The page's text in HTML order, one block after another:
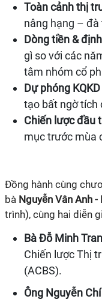
Toàn cảnh thị
nâng hạng – đà
Dòng tiền &
gì so với các
tâm nhóm cổ
Dự phóng
tạo bất ngờ tích
Chiến lược đầu
mục trước mùa
Đồng hành cùng
bà Nguyễn Vân Anh
trình), cùng hai diễn
Bà Đỗ Minh
Chiến lược Thị
(ACBS).
Ông Nguyễn